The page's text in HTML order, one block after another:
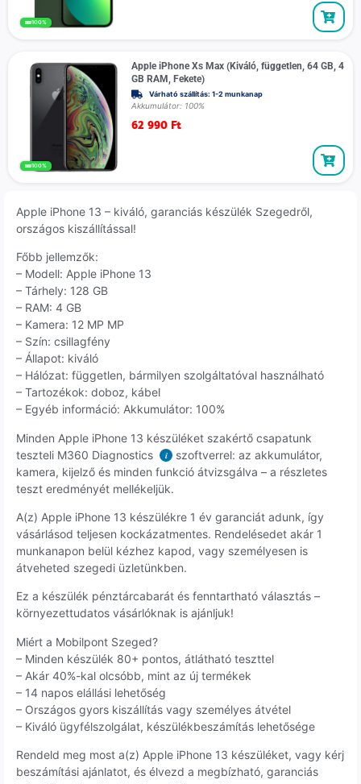
100%
100%
Apple iPhone Xs Max (Kiváló, független, 64 GB, 4
GB RAM, Fekete)
Várható szállítás: 1-2 munkanap
Akkumulátor: 100%
62 990 Ft
Apple iPhone 13 – kiváló, garanciás készülék Szegedről,
országos kiszállítással!
Főbb jellemzők:
– Modell: Apple iPhone 13
– Tárhely: 128 GB
– RAM: 4 GB
– Kamera: 12 MP MP
– Szín: csillagfény
– Állapot: kiváló
– Hálózat: független, bármilyen szolgáltatóval használható
– Tartozékok: doboz, kábel
– Egyéb információ: Akkumulátor: 100%
Minden Apple iPhone 13 készüléket szakértő csapatunk
teszteli M360 Diagnostics
i
szoftverrel: az akkumulátor,
kamera, kijelző és minden funkció átvizsgálva – a részletes
teszt eredményét mellékeljük.
A(z) Apple iPhone 13 készülékre 1 év garanciát adunk, így
vásárlásod teljesen kockázatmentes. Rendelésedet akár 1
munkanapon belül kézhez kapod, vagy személyesen is
átveheted szegedi üzletünkben.
Ez a készülék pénztárcabarát és fenntartható választás –
környezettudatos vásárlóknak is ajánljuk!
Miért a Mobilpont Szeged?
– Minden készülék 80+ pontos, átlátható teszttel
– Akár 40%-kal olcsóbb, mint az új termékek
– 14 napos elállási lehetőség
– Országos gyors kiszállítás vagy személyes átvétel
– Kiváló ügyfélszolgálat, készülékbeszámítás lehetősége
Rendeld meg most a(z) Apple iPhone 13 készüléket, vagy kérj
beszámítási ajánlatot, és élvezd a megbízható, garanciás